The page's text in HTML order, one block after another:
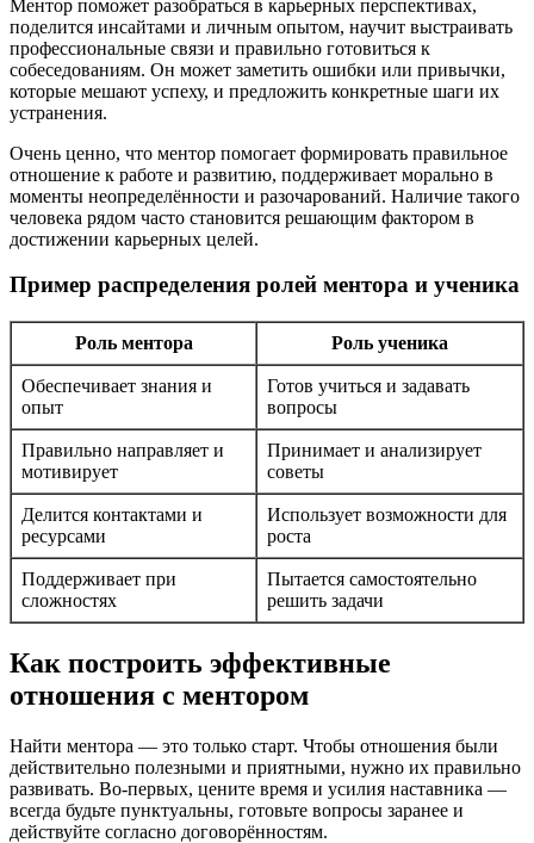
Ментор поможет разобраться в карьерных перспективах,
поделится инсайтами и личным опытом, научит выстраивать
профессиональные связи и правильно готовиться к
собеседованиям. Он может заметить ошибки или привычки,
которые мешают успеху, и предложить конкретные шаги их
устранения.
Очень ценно, что ментор помогает формировать правильное
отношение к работе и развитию, поддерживает морально в
моменты неопределённости и разочарований. Наличие такого
человека рядом часто становится решающим фактором в
достижении карьерных целей.
Пример распределения ролей ментора и ученика
Роль ментора Роль ученика
Обеспечивает знания и
опыт
Готов учиться и задавать
вопросы
Правильно направляет и
мотивирует
Принимает и анализирует
советы
Делится контактами и
ресурсами
Использует возможности для
роста
Поддерживает при
сложностях
Пытается самостоятельно
решить задачи
Как построить эффективные
отношения с ментором
Найти ментора — это только старт. Чтобы отношения были
действительно полезными и приятными, нужно их правильно
развивать. Во-первых, цените время и усилия наставника —
всегда будьте пунктуальны, готовьте вопросы заранее и
действуйте согласно договорённостям.